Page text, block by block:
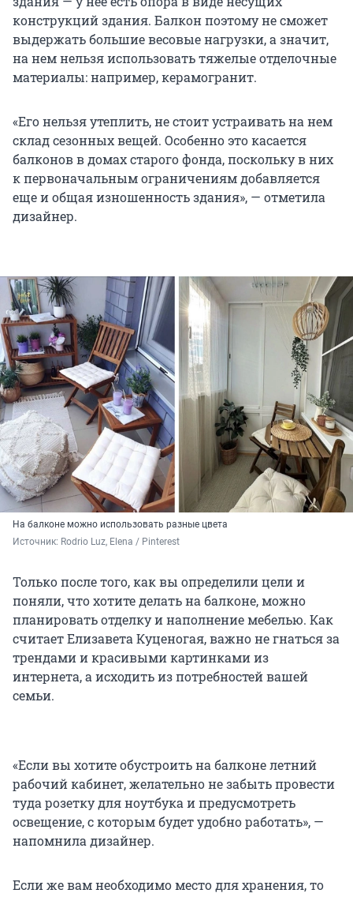
конструкций здания. Балкон поэтому не сможет
выдержать большие весовые нагрузки, а значит,
на нем нельзя использовать тяжелые отделочные
материалы: например, керамогранит.
«Его нельзя утеплить, не стоит устраивать на нем
склад сезонных вещей. Особенно это касается
балконов в домах старого фонда, поскольку в них
к первоначальным ограничениям добавляется
еще и общая изношенность здания», — отметила
дизайнер.
На балконе можно использовать разные цвета
Источник: Rodrio Luz, Elena / Pinterest
Только после того, как вы определили цели и
поняли, что хотите делать на балконе, можно
планировать отделку и наполнение мебелью. Как
считает Елизавета Куценогая, важно не гнаться за
трендами и красивыми картинками из
интернета, а исходить из потребностей вашей
семьи.
«Если вы хотите обустроить на балконе летний
рабочий кабинет, желательно не забыть провести
туда розетку для ноутбука и предусмотреть
освещение, с которым будет удобно работать», —
напомнила дизайнер.
Если же вам необходимо место для хранения, то